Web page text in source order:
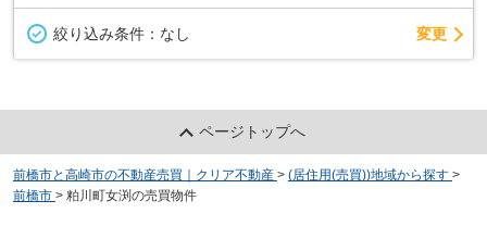
絞り込み条件： なし 変更
ページトップへ
前橋市と高崎市の不動産売買｜クリア不動産 > (居住用(売買))地域から探す >
前橋市 > 粕川町女渕の売買物件